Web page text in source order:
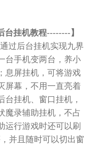
台挂机教程--------】
过后台挂机实现九界
台手机变两台，养小
息屏挂机，可将游戏
屏幕，不用一直亮着
台挂机、窗口挂机，
魔录辅助挂机，不占
运行游戏时还可以刷
并且随时可以切出窗